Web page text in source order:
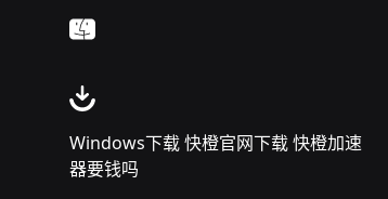
Windows下载 快橙官网下载 快橙加速
器要钱吗